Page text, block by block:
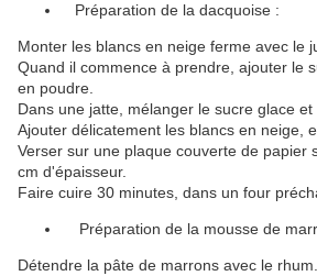
Préparation de la dacquoise :
Monter les blancs en neige ferme avec le
Quand il commence à prendre, ajouter le
en poudre.
Dans une jatte, mélanger le sucre glace et
Ajouter délicatement les blancs en neige,
Verser sur une plaque couverte de papier
cm d'épaisseur.
Faire cuire 30 minutes, dans un four
Préparation de la mousse de
Détendre la pâte de marrons avec le rhum.